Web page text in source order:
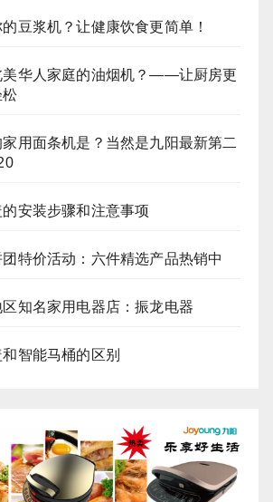
豆浆机？让健康饮食更简单！
美华人家庭的油烟机？——让厨房更
松
用面条机是？当然是九阳最新第二
安装步骤和注意事项
特价活动：六件精选产品热销中
知名家用电器店：振龙电器
智能马桶的区别